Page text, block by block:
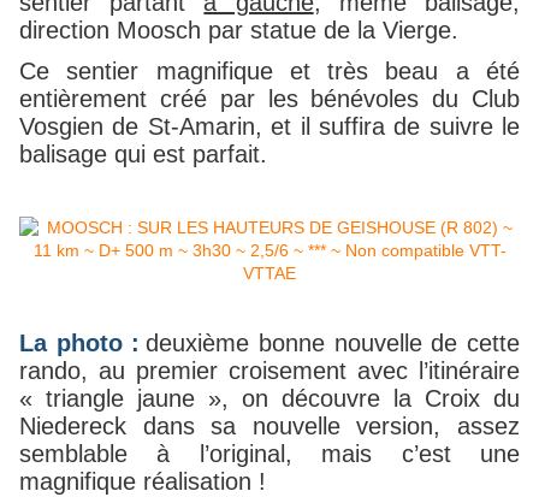
direction Moosch par statue de la Vierge.
Ce sentier magnifique et très beau a été
entièrement créé par les bénévoles du Club
Vosgien de St-Amarin, et il suffira de suivre le
balisage qui est parfait.
La photo : deuxième bonne nouvelle de cette
rando, au premier croisement avec l’itinéraire
« triangle jaune », on découvre la Croix du
Niedereck dans sa nouvelle version, assez
semblable à l’original, mais c’est une
magnifique réalisation !